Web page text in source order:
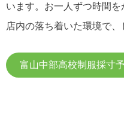
います。お一人ずつ時間を
店内の落ち着いた環境で、
富山中部高校制服採寸